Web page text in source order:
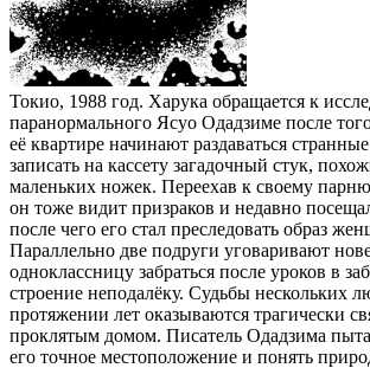
Токио, 1988 год. Харука обращается к
паранормального Ясуо Одадзиме после
её квартире начинают раздаваться
записать на кассету загадочный стук,
маленьких ножек. Переехав к своему
он тоже видит призраков и недавно
после чего его стал преследовать образ
Параллельно две подруги уговаривают
одноклассницу забраться после уроков в
строение неподалёку. Судьбы нескольких
протяжении лет оказываются трагически
проклятым домом. Писатель Одадзима
его точное местоположение и понять